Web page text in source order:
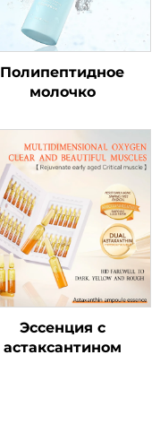
Полипептидное
молочко
Эссенция с
астаксантином